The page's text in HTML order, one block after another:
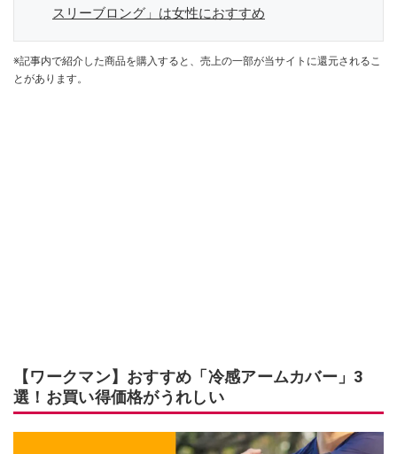
スリーブロング」は女性におすすめ
※記事内で紹介した商品を購入すると、売上の一部が当サイトに還元されるこ
とがあります。
【ワークマン】おすすめ「冷感アームカバー」3
選！お買い得価格がうれしい